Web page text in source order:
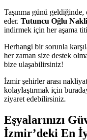
Taşınma günü
eder. Tutuncu Oğlu
indirmek için her aşama
Herhangi bir sorunla
her zaman size destek
bize ulaşabilirsiniz!
İzmir şehirler arası
kolaylaştırmak için
ziyaret edebilirsiniz.
Eşyalarınızı
İzmir’deki En